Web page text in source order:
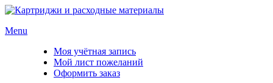
Menu
Моя учётная запись
Мой лист пожеланий
Оформить заказ